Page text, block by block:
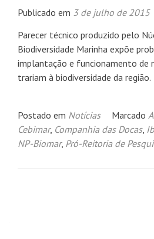
Publicado em 3 de julho de 2015
Parecer técnico produzido pelo
Biodiversidade Marinha expõe
implantação e funcionamento de
trariam à biodiversidade da região.
Postado em Notícias Marcado
Cebimar, Companhia das Docas,
NP-Biomar, Pró-Reitoria de